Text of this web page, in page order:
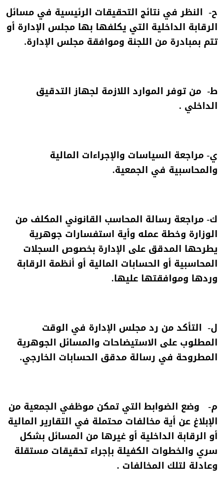
ح‌- النظر في نتائج التحقيقات الرئيسية في مسائل
الرقابة الداخلية التي يكلفها بها مجلس الإدارة أو
تتم بمبادرة من اللجنة وموافقة مجلس الإدارة.
ط‌- من توفر الموارد اللازمة لجهاز التدقيق
الداخلي .
ي‌- مراجعة السياسات والإجراءات المالية
والمحاسبية في الجمعية.
ك‌- مراجعة رسالة المحاسب القانوني المكلف من
الوزارة وخطة عمله وأية استفسارات جوهرية
يطرحها المدقق على الإدارة بخصوص السجلات
المحاسبية أو الحسابات المالية أو أنظمة الرقابة
وردها وموافقتها عليها.
ل‌- التأكد من رد مجلس الإدارة في الوقت
المطلوب على الاستيضاحات والمسائل الجوهرية
المطروحة في رسالة مدقق الحسابات الخارجي.
م‌- وضع الضوابط التي تمكن موظفي الجمعية من
الإبلاغ عن أية مخالفات محتملة في التقارير المالية
أو الرقابة الداخلية أو غيرها من المسائل بشكل
سري والخطوات الكفيلة بإجراء تحقيقات مستقلة
وعادلة لتلك المخالفات .